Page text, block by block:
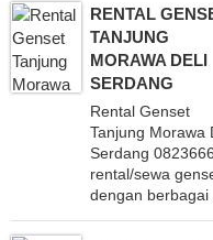
RENTAL
TANJUNG
MORAWA DELI
SERDANG
Rental Genset
Tanjung Morawa
Serdang
rental/sewa
dengan berbagai